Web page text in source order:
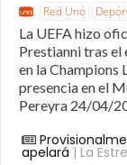
Red Uno
La UEFA hizo
Prestianni tras el
en la Champions
presencia en el
Pereyra 24/04/
apelará | La